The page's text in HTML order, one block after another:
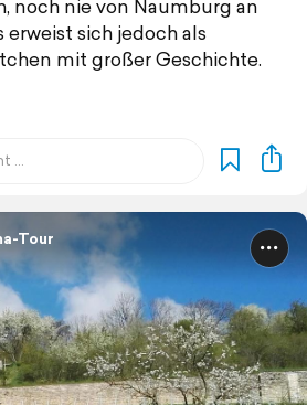
noch nie von Naumburg an
erweist sich jedoch als
mit großer Geschichte.
Tour